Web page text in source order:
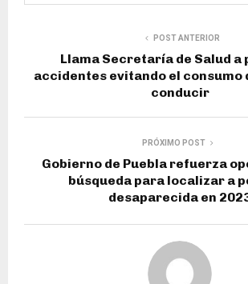
POST ANTERIOR
Llama Secretaría de Salud a
accidentes evitando el consumo
conducir
PRÓXIMO POST
Gobierno de Puebla refuerza
búsqueda para localizar a
desaparecida en